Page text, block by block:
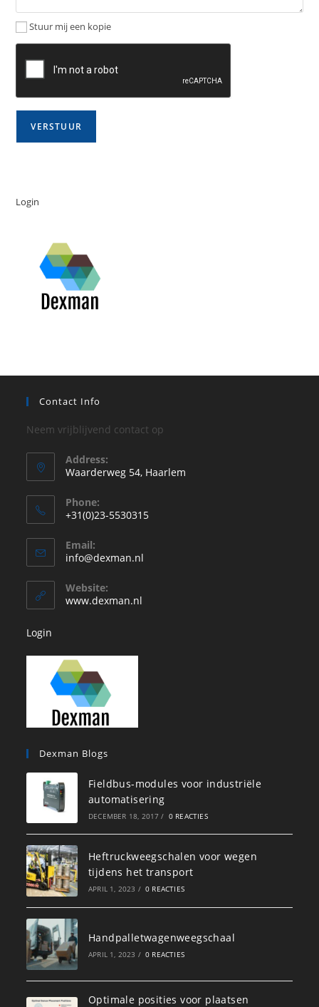
Stuur mij een kopie
Login
Contact Info
Neem vrijblijvend contact op
Address:
Waarderweg 54, Haarlem
Phone:
+31(0)23-5530315
in
je
toepassing
Email:
info@dexman.nl
Website:
www.dexman.nl
Login
Dexman Blogs
Fieldbus-modules voor industriële
automatisering
DECEMBER 18, 2017 / 0 REACTIES
Heftruckweegschalen voor wegen
tijdens het transport
APRIL 1, 2023 / 0 REACTIES
Handpalletwagenweegschaal
APRIL 1, 2023 / 0 REACTIES
Optimale posities voor plaatsen